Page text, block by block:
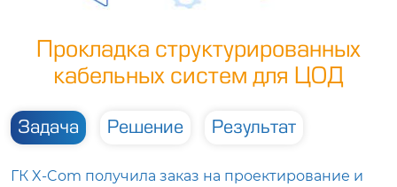
Прокладка структурированных
кабельных систем для ЦОД
Задача Решение Результат
ГК X-Com получила заказ на проектирование и